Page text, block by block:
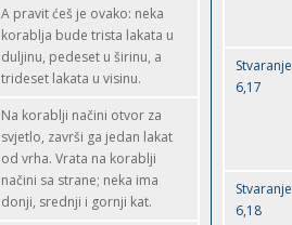
A pravit ćeš je ovako: neka
korablja bude trista lakata u
duljinu, pedeset u širinu, a
trideset lakata u visinu.
Na korablji načini otvor za
svjetlo, završi ga jedan lakat
od vrha. Vrata na korablji
načini sa strane; neka ima
donji, srednji i gornji kat.
Stvaranje
6,17
Stvaranje
6,18